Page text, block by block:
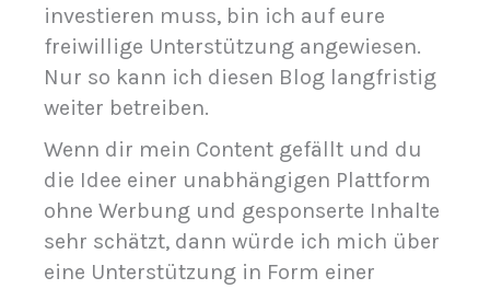
investieren muss, bin ich auf eure
freiwillige Unterstützung angewiesen.
Nur so kann ich diesen Blog langfristig
weiter betreiben.
Wenn dir mein Content gefällt und du
die Idee einer unabhängigen Plattform
ohne Werbung und gesponserte Inhalte
sehr schätzt, dann würde ich mich über
eine Unterstützung in Form einer